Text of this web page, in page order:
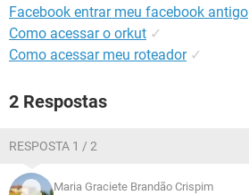
Facebook entrar meu facebook antigo
Como acessar o orkut ✓
Como acessar meu roteador ✓
2 Respostas
RESPOSTA 1 / 2
Maria Graciete Brandão Crispim